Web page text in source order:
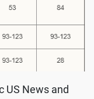
US News and